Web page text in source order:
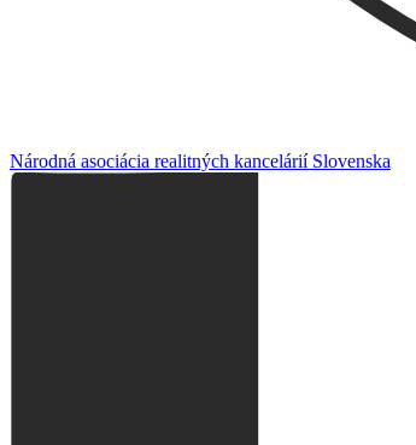
Národná asociácia realitných kancelárií Slovenska